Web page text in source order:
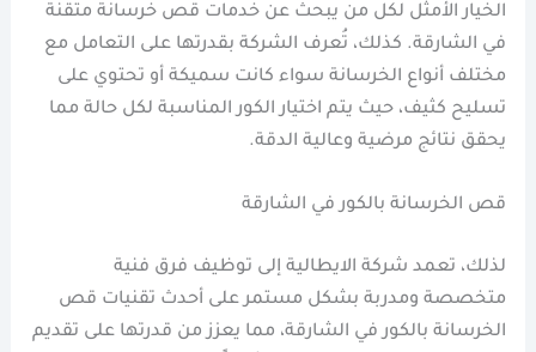
الخيار الأمثل لكل من يبحث عن خدمات قص خرسانة متقنة
في الشارقة. كذلك، تُعرف الشركة بقدرتها على التعامل مع
مختلف أنواع الخرسانة سواء كانت سميكة أو تحتوي على
تسليح كثيف، حيث يتم اختيار الكور المناسبة لكل حالة مما
يحقق نتائج مرضية وعالية الدقة.
قص الخرسانة بالكور في الشارقة
لذلك، تعمد شركة الايطالية إلى توظيف فرق فنية
متخصصة ومدربة بشكل مستمر على أحدث تقنيات قص
الخرسانة بالكور في الشارقة، مما يعزز من قدرتها على تقديم